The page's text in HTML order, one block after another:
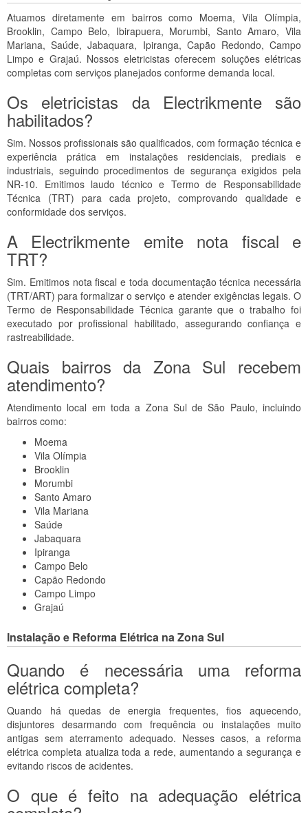
Atuamos diretamente em bairros como Moema, Vila Olímpia,
Brooklin, Campo Belo, Ibirapuera, Morumbi, Santo Amaro, Vila
Mariana, Saúde, Jabaquara, Ipiranga, Capão Redondo, Campo
Limpo e Grajaú. Nossos eletricistas oferecem soluções elétricas
completas com serviços planejados conforme demanda local.
Os eletricistas da Electrikmente são
habilitados?
Sim. Nossos profissionais são qualificados, com formação técnica e
experiência prática em instalações residenciais, prediais e
industriais, seguindo procedimentos de segurança exigidos pela
NR-10. Emitimos laudo técnico e Termo de Responsabilidade
Técnica (TRT) para cada projeto, comprovando qualidade e
conformidade dos serviços.
A Electrikmente emite nota fiscal e
TRT?
Sim. Emitimos nota fiscal e toda documentação técnica necessária
(TRT/ART) para formalizar o serviço e atender exigências legais. O
Termo de Responsabilidade Técnica garante que o trabalho foi
executado por profissional habilitado, assegurando confiança e
rastreabilidade.
Quais bairros da Zona Sul recebem
atendimento?
Atendimento local em toda a Zona Sul de São Paulo, incluindo
bairros como:
Moema
Vila Olímpia
Brooklin
Morumbi
Santo Amaro
Vila Mariana
Saúde
Jabaquara
Ipiranga
Campo Belo
Capão Redondo
Campo Limpo
Grajaú
Instalação e Reforma Elétrica na Zona Sul
Quando é necessária uma reforma
elétrica completa?
Quando há quedas de energia frequentes, fios aquecendo,
disjuntores desarmando com frequência ou instalações muito
antigas sem aterramento adequado. Nesses casos, a reforma
elétrica completa atualiza toda a rede, aumentando a segurança e
evitando riscos de acidentes.
O que é feito na adequação elétrica